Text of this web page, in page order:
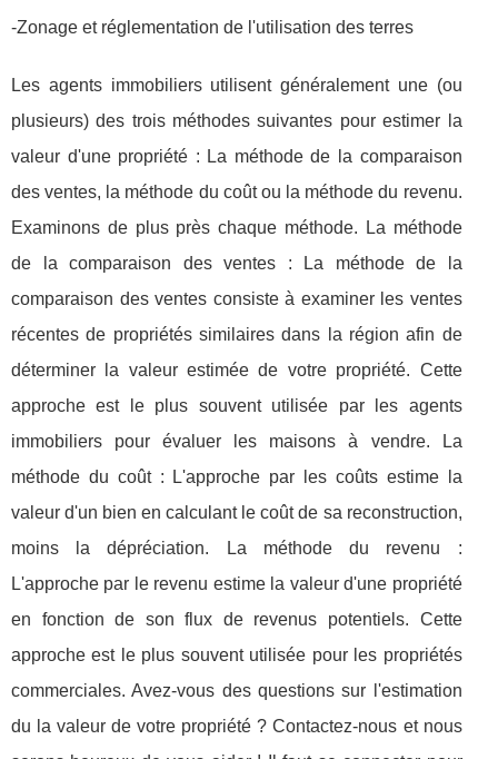
-Zonage et réglementation de l'utilisation des terres
Les agents immobiliers utilisent généralement une (ou
plusieurs) des trois méthodes suivantes pour estimer la
valeur d'une propriété : La méthode de la comparaison
des ventes, la méthode du coût ou la méthode du revenu.
Examinons de plus près chaque méthode. La méthode
de la comparaison des ventes : La méthode de la
comparaison des ventes consiste à examiner les ventes
récentes de propriétés similaires dans la région afin de
déterminer la valeur estimée de votre propriété. Cette
approche est le plus souvent utilisée par les agents
immobiliers pour évaluer les maisons à vendre. La
méthode du coût : L'approche par les coûts estime la
valeur d'un bien en calculant le coût de sa reconstruction,
moins la dépréciation. La méthode du revenu :
L'approche par le revenu estime la valeur d'une propriété
en fonction de son flux de revenus potentiels. Cette
approche est le plus souvent utilisée pour les propriétés
commerciales. Avez-vous des questions sur l'estimation
du la valeur de votre propriété ? Contactez-nous et nous